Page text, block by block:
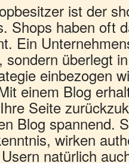
ist der
Shops haben oft
Ein
sondern überlegt
einbezogen
einem Blog
Seite
Blog spannend.
wirken
natürlich